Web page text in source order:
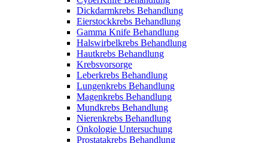
Dickdarmkrebs Behandlung
Eierstockkrebs Behandlung
Gamma Knife Behandlung
Halswirbelkrebs Behandlung
Hautkrebs Behandlung
Krebsvorsorge
Leberkrebs Behandlung
Lungenkrebs Behandlung
Magenkrebs Behandlung
Mundkrebs Behandlung
Nierenkrebs Behandlung
Onkologie Untersuchung
Prostatakrebs Behandlung